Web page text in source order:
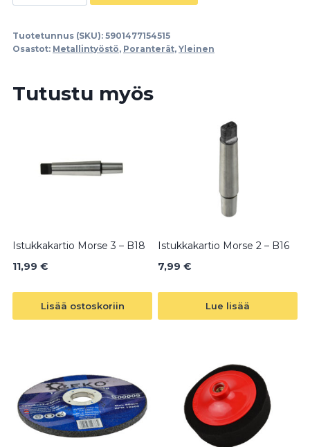
Cobalt
mm
Tuotetunnus (SKU): 5901477154515
Osastot: Metallintyöstö, Poranterät, Yleinen
Tutustu myös
Istukkakartio Morse 3 – B18
11,99 €
Lisää ostoskoriin
Istukkakartio Morse 2 – B16
7,99 €
Lue lisää